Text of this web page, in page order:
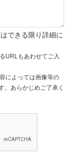
できる限り詳細に
URLもあわせてご入
によっては画像等の
。あらかじめご了承く